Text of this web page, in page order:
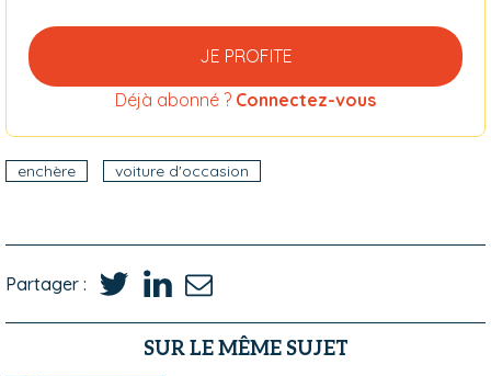
JE PROFITE
Déjà abonné ? Connectez-vous
enchère voiture d'occasion
Partager :
SUR LE MÊME SUJET